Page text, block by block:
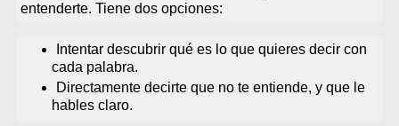
entenderte. Tiene dos opciones:
Intentar descubrir qué es lo que quieres decir con
cada palabra.
Directamente decirte que no te entiende, y que le
hables claro.